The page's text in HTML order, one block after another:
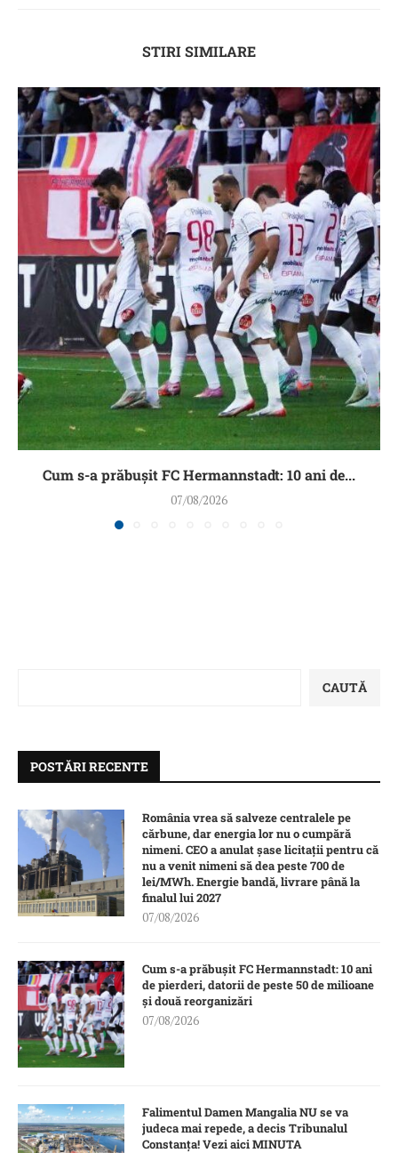
STIRI SIMILARE
Cum s-a prăbușit FC Hermannstadt: 10 ani de...
07/08/2026
CAUTĂ
POSTĂRI RECENTE
România vrea să salveze centralele pe
cărbune, dar energia lor nu o cumpără
nimeni. CEO a anulat șase licitații pentru că
nu a venit nimeni să dea peste 700 de
lei/MWh. Energie bandă, livrare până la
finalul lui 2027
07/08/2026
Cum s-a prăbușit FC Hermannstadt: 10 ani
de pierderi, datorii de peste 50 de milioane
și două reorganizări
07/08/2026
Falimentul Damen Mangalia NU se va
judeca mai repede, a decis Tribunalul
Constanța! Vezi aici MINUTA